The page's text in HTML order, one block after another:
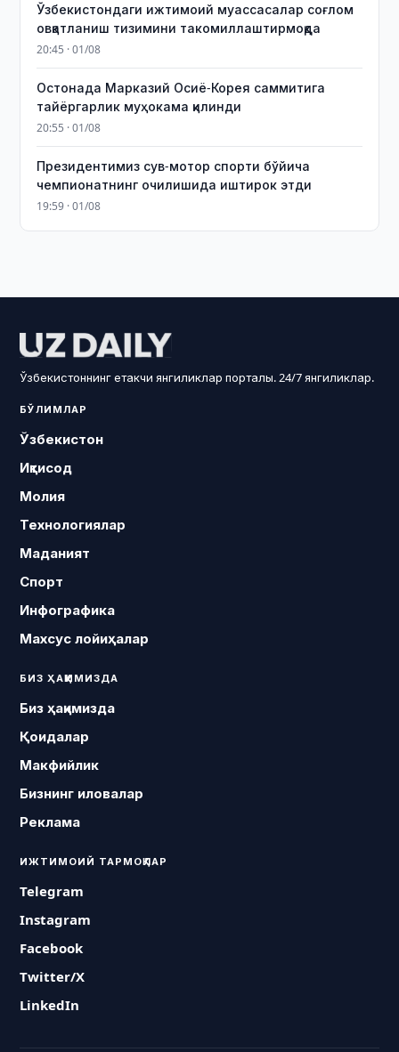
Ўзбекистондаги ижтимоий муассасалар соғлом
овқатланиш тизимини такомиллаштирмоқда
20:45 · 01/08
Остонада Марказий Осиё-Корея саммитига
тайёргарлик муҳокама қилинди
20:55 · 01/08
Президентимиз сув-мотор спорти бўйича
чемпионатнинг очилишида иштирок этди
19:59 · 01/08
Ўзбекистоннинг етакчи янгиликлар порталы. 24/7 янгиликлар.
БЎЛИМЛАР
Ўзбекистон
Иқтисод
Молия
Технологиялар
Маданият
Спорт
Инфографика
Махсус лойиҳалар
БИЗ ҲАҚИМИЗДА
Биз ҳақимизда
Қоидалар
Макфийлик
Бизнинг иловалар
Реклама
ИЖТИМОИЙ ТАРМОҚЛАР
Telegram
Instagram
Facebook
Twitter/X
LinkedIn